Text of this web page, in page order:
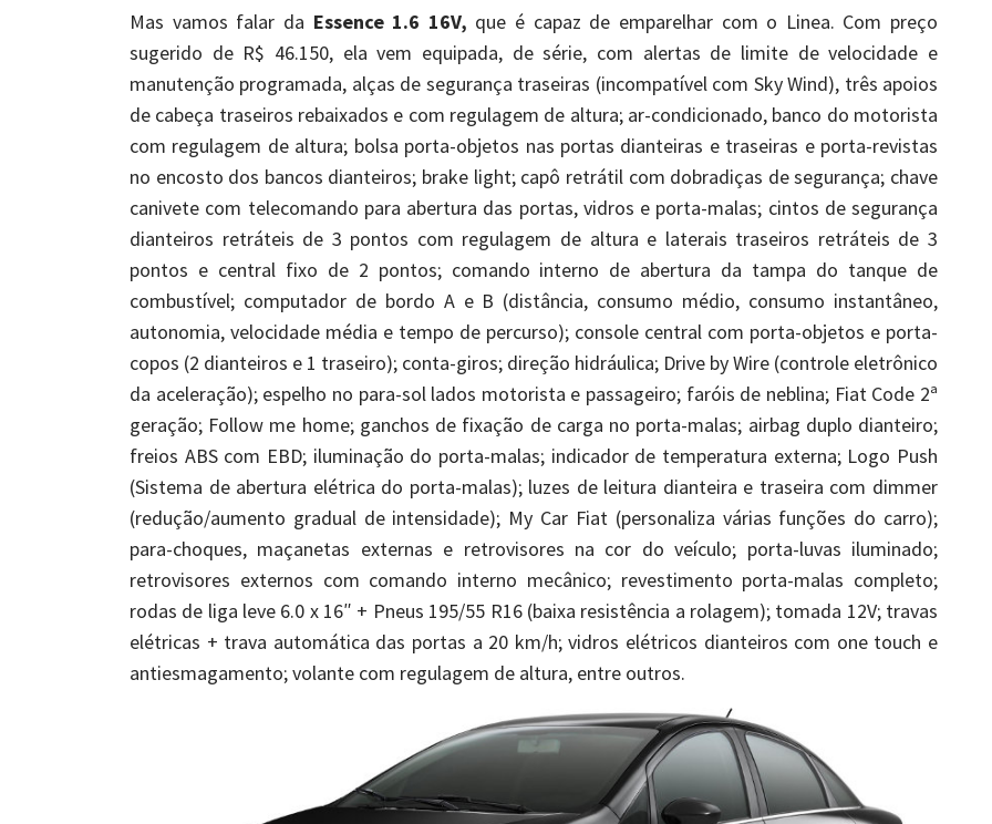
Mas vamos falar da Essence 1.6 16V, que é capaz de emparelhar com o Linea. Com preço
sugerido de R$ 46.150, ela vem equipada, de série, com alertas de limite de velocidade e
manutenção programada, alças de segurança traseiras (incompatível com Sky Wind), três apoios
de cabeça traseiros rebaixados e com regulagem de altura; ar-condicionado, banco do motorista
com regulagem de altura; bolsa porta-objetos nas portas dianteiras e traseiras e porta-revistas
no encosto dos bancos dianteiros; brake light; capô retrátil com dobradiças de segurança; chave
canivete com telecomando para abertura das portas, vidros e porta-malas; cintos de segurança
dianteiros retráteis de 3 pontos com regulagem de altura e laterais traseiros retráteis de 3
pontos e central fixo de 2 pontos; comando interno de abertura da tampa do tanque de
combustível; computador de bordo A e B (distância, consumo médio, consumo instantâneo,
autonomia, velocidade média e tempo de percurso); console central com porta-objetos e porta-
copos (2 dianteiros e 1 traseiro); conta-giros; direção hidráulica; Drive by Wire (controle eletrônico
da aceleração); espelho no para-sol lados motorista e passageiro; faróis de neblina; Fiat Code 2ª
geração; Follow me home; ganchos de fixação de carga no porta-malas; airbag duplo dianteiro;
freios ABS com EBD; iluminação do porta-malas; indicador de temperatura externa; Logo Push
(Sistema de abertura elétrica do porta-malas); luzes de leitura dianteira e traseira com dimmer
(redução/aumento gradual de intensidade); My Car Fiat (personaliza várias funções do carro);
para-choques, maçanetas externas e retrovisores na cor do veículo; porta-luvas iluminado;
retrovisores externos com comando interno mecânico; revestimento porta-malas completo;
rodas de liga leve 6.0 x 16″ + Pneus 195/55 R16 (baixa resistência a rolagem); tomada 12V; travas
elétricas + trava automática das portas a 20 km/h; vidros elétricos dianteiros com one touch e
antiesmagamento; volante com regulagem de altura, entre outros.